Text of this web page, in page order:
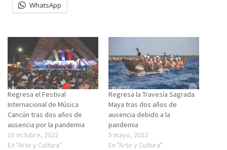
WhatsApp
Regresa el Festival
Internacional de Música
Cancún tras dos años de
ausencia por la pandemia
18 octubre, 2022
En "Arte y Cultura"
Regresa la Travesía Sagrada
Maya tras dos años de
ausencia debido a la
pandemia
5 mayo, 2022
En "Arte y Cultura"